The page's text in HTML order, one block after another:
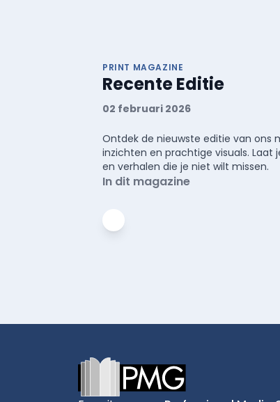
PRINT MAGAZINE
Recente Editie
02 februari 2026
Ontdek de nieuwste editie van ons
inzichten en prachtige visuals.
en verhalen die je niet wilt missen.
In dit magazine